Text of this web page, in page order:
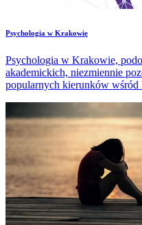
​Psychologia w Krakowie
Psychologia w Krakowie,
akademickich, niezmiennie
popularnych kierunków wśród